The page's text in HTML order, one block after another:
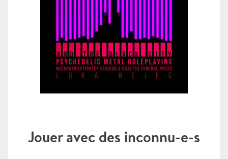
Jouer avec des inconnu-e-s